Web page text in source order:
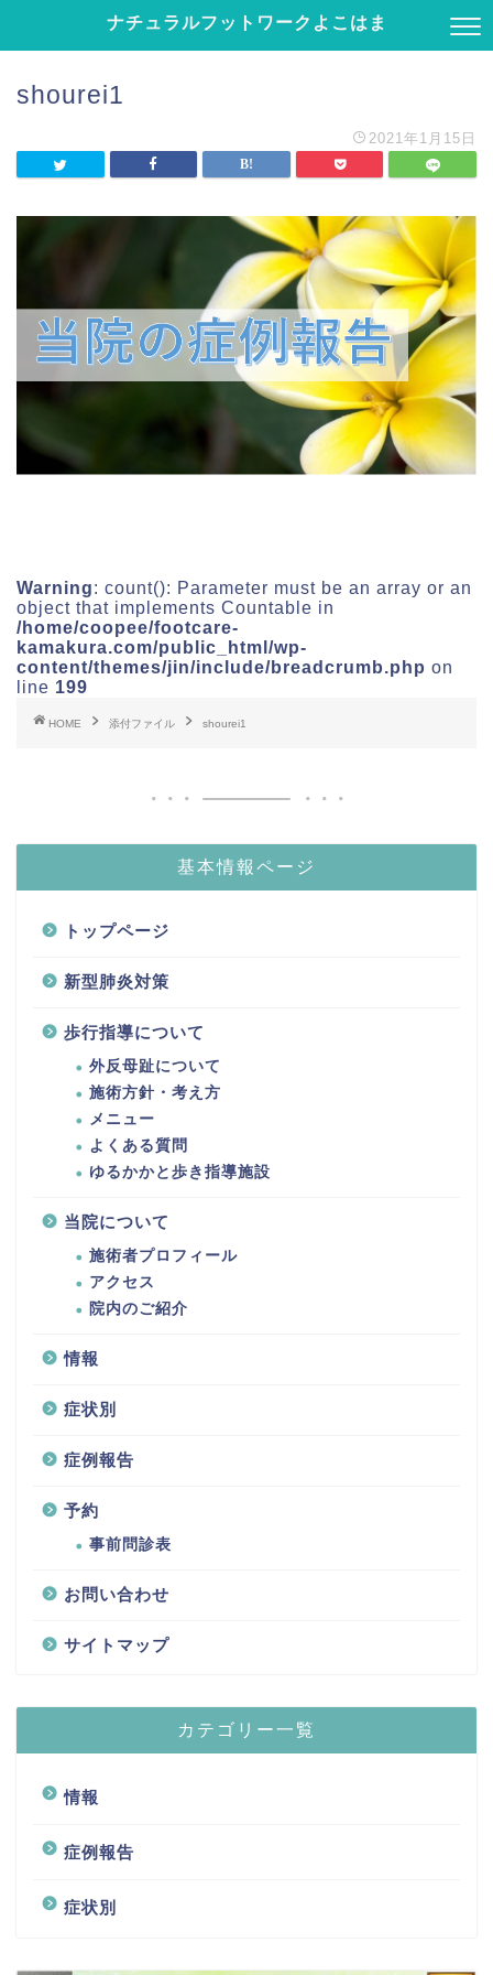
ナチュラルフットワークよこはま
shourei1
2021年1月15日
Warning: count(): Parameter must be an array or an
object that implements Countable in
/home/coopee/footcare-
kamakura.com/public_html/wp-
content/themes/jin/include/breadcrumb.php on
line 199
HOME 添付ファイル shourei1
基本情報ページ
トップページ
新型肺炎対策
歩行指導について
外反母趾について
施術方針・考え方
メニュー
よくある質問
ゆるかかと歩き指導施設
当院について
施術者プロフィール
アクセス
院内のご紹介
情報
症状別
症例報告
予約
事前問診表
お問い合わせ
サイトマップ
カテゴリー一覧
情報
症例報告
症状別